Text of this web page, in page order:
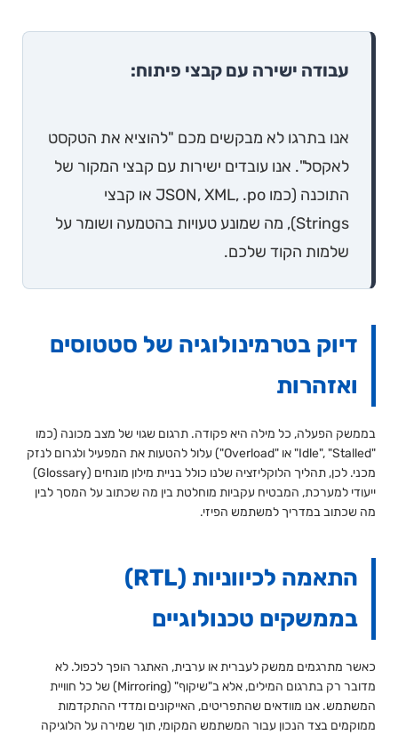
עבודה ישירה עם קבצי פיתוח:
אנו בתרגו לא מבקשים מכם "להוציא את הטקסט
לאקסל". אנו עובדים ישירות עם קבצי המקור של
התוכנה (כמו JSON, XML, .po או קבצי
Strings), מה שמונע טעויות בהטמעה ושומר על
שלמות הקוד שלכם.
דיוק בטרמינולוגיה של סטטוסים
ואזהרות
בממשק הפעלה, כל מילה היא פקודה. תרגום שגוי של מצב מכונה (כמו
"Idle", "Stalled" או "Overload") עלול להטעות את המפעיל ולגרום לנזק
מכני. לכן, תהליך הלוקליזציה שלנו כולל בניית מילון מונחים (Glossary)
ייעודי למערכת, המבטיח עקביות מוחלטת בין מה שכתוב על המסך לבין
מה שכתוב במדריך למשתמש הפיזי.
התאמה לכיווניות (RTL)
בממשקים טכנולוגיים
כאשר מתרגמים ממשק לעברית או ערבית, האתגר הופך לכפול. לא
מדובר רק בתרגום המילים, אלא ב"שיקוף" (Mirroring) של כל חוויית
המשתמש. אנו מוודאים שהתפריטים, האייקונים ומדדי ההתקדמות
ממוקמים בצד הנכון עבור המשתמש המקומי, תוך שמירה על הלוגיקה